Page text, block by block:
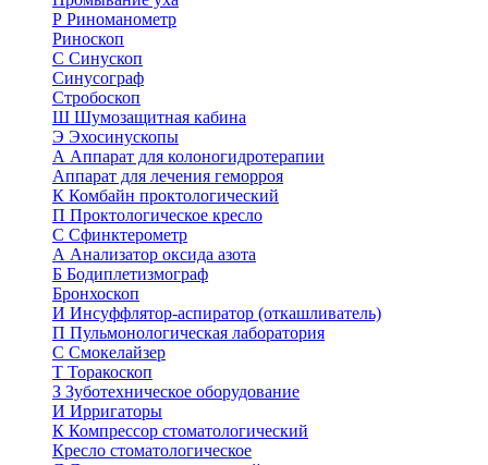
Р Риноманометр
Риноскоп
С Синускоп
Синусограф
Стробоскоп
Ш Шумозащитная кабина
Э Эхосинускопы
А Аппарат для колоногидротерапии
Аппарат для лечения геморроя
К Комбайн проктологический
П Проктологическое кресло
С Сфинктерометр
А Анализатор оксида азота
Б Бодиплетизмограф
Бронхоскоп
И Инсуффлятор-аспиратор (откашливатель)
П Пульмонологическая лаборатория
С Смокелайзер
Т Торакоскоп
З Зуботехническое оборудование
И Ирригаторы
К Компрессор стоматологический
Кресло стоматологическое